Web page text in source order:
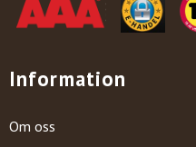
Information
Om oss